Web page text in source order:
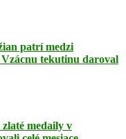
patrí medzi
tekutinu daroval
medaily v